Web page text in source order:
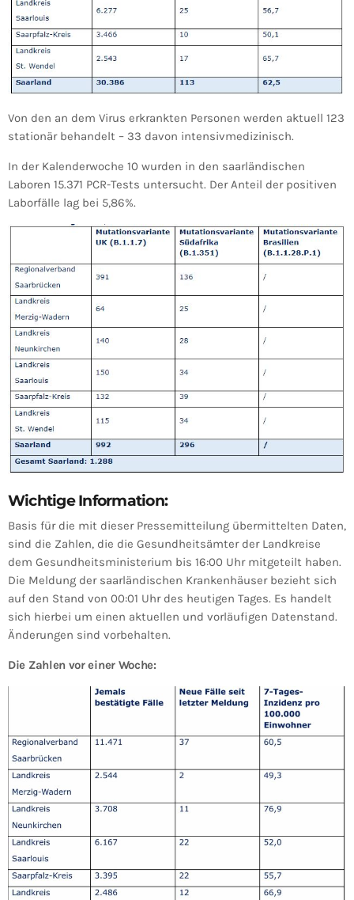
Von den an dem Virus erkrankten Personen werden aktuell 123
stationär behandelt – 33 davon intensivmedizinisch.
In der Kalenderwoche 10 wurden in den saarländischen
Laboren 15.371 PCR-Tests untersucht. Der Anteil der positiven
Laborfälle lag bei 5,86%.
Wichtige Information:
Basis für die mit dieser Pressemitteilung übermittelten Daten,
sind die Zahlen, die die Gesundheitsämter der Landkreise
dem Gesundheitsministerium bis 16:00 Uhr mitgeteilt haben.
Die Meldung der saarländischen Krankenhäuser bezieht sich
auf den Stand von 00:01 Uhr des heutigen Tages. Es handelt
sich hierbei um einen aktuellen und vorläufigen Datenstand.
Änderungen sind vorbehalten.
Die Zahlen vor einer Woche: